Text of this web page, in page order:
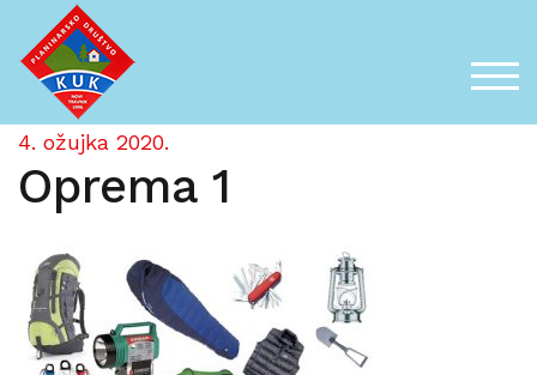
content
4. ožujka 2020.
Oprema 1